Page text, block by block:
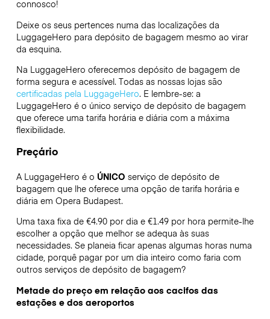
connosco!
Deixe os seus pertences numa das localizações da
LuggageHero para depósito de bagagem mesmo ao virar
da esquina.
Na LuggageHero oferecemos depósito de bagagem de
forma segura e acessível. Todas as nossas lojas são
certificadas pela LuggageHero. E lembre-se: a
LuggageHero é o único serviço de depósito de bagagem
que oferece uma tarifa horária e diária com a máxima
flexibilidade.
Preçário
A LuggageHero é o ÚNICO serviço de depósito de
bagagem que lhe oferece uma opção de tarifa horária e
diária em Opera Budapest.
Uma taxa fixa de €4.90 por dia e €1.49 por hora permite-lhe
escolher a opção que melhor se adequa às suas
necessidades. Se planeia ficar apenas algumas horas numa
cidade, porquê pagar por um dia inteiro como faria com
outros serviços de depósito de bagagem?
Metade do preço em relação aos cacifos das
estações e dos aeroportos